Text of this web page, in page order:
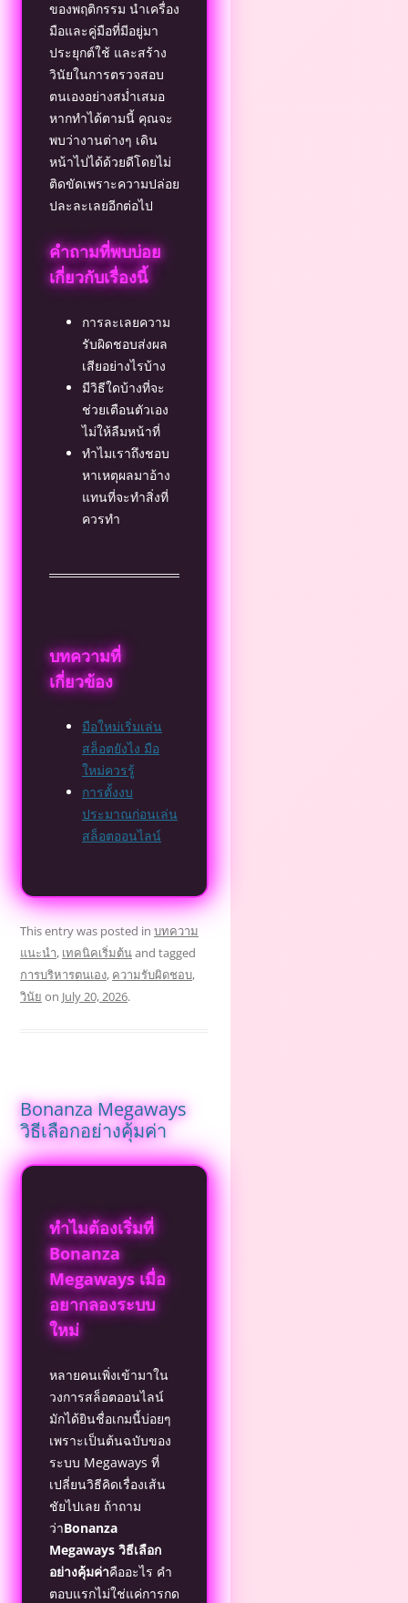
ของพฤติกรรม นำเครื่อง
มือและคู่มือที่มีอยู่มา
ประยุกต์ใช้ และสร้าง
วินัยในการตรวจสอบ
ตนเองอย่างสม่ำเสมอ
หากทำได้ตามนี้ คุณจะ
พบว่างานต่างๆ เดิน
หน้าไปได้ด้วยดีโดยไม่
ติดขัดเพราะความปล่อย
ปละละเลยอีกต่อไป
คำถามที่พบบ่อย
เกี่ยวกับเรื่องนี้
การละเลยความ
รับผิดชอบส่งผล
เสียอย่างไรบ้าง
มีวิธีใดบ้างที่จะ
ช่วยเตือนตัวเอง
ไม่ให้ลืมหน้าที่
ทำไมเราถึงชอบ
หาเหตุผลมาอ้าง
แทนที่จะทำสิ่งที่
ควรทำ
บทความที่
เกี่ยวข้อง
มือใหม่เริ่มเล่น
สล็อตยังไง มือ
ใหม่ควรรู้
การตั้งงบ
ประมาณก่อนเล่น
สล็อตออนไลน์
This entry was posted in บทความ
แนะนำ, เทคนิคเริ่มต้นand tagged
การบริหารตนเอง, ความรับผิดชอบ,
วินัย on July 20, 2026.
Bonanza Megaways
วิธีเลือกอย่างคุ้มค่า
ทำไมต้องเริ่มที่
Bonanza
Megaways เมื่อ
อยากลองระบบ
ใหม่
หลายคนเพิ่งเข้ามาใน
วงการสล็อตออนไลน์
มักได้ยินชื่อเกมนี้บ่อยๆ
เพราะเป็นต้นฉบับของ
ระบบ Megaways ที่
เปลี่ยนวิธีคิดเรื่องเส้น
ชัยไปเลย ถ้าถาม
ว่าBonanza
Megaways วิธีเลือก
อย่างคุ้มค่าคืออะไร คำ
ตอบแรกไม่ใช่แค่การกด